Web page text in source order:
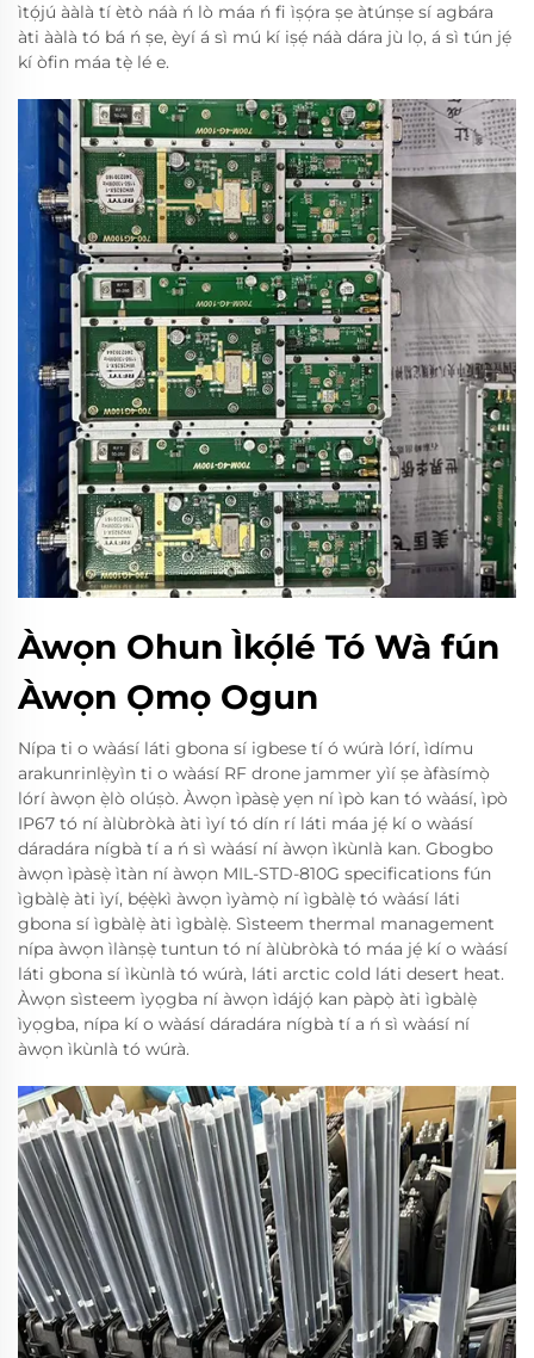
ìtọ́jú ààlà tí ètò náà ń lò máa ń fi ìṣọ́ra ṣe àtúnṣe sí agbára
àti ààlà tó bá ń ṣe, èyí á sì mú kí iṣẹ́ náà dára jù lọ, á sì tún jẹ́
kí òfin máa tẹ̀ lé e.
Àwọn Ohun Ìkọ́lé Tó Wà fún
Àwọn Ọmọ Ogun
Nípa ti o wàásí láti gbona sí igbese tí ó wúrà lórí, ìdímu
arakunrinlẹ̀yìn ti o wàásí RF drone jammer yìí ṣe àfàsímọ̀
lórí àwọn ẹ̀lò olúṣò. Àwọn ìpàsẹ̀ yẹn ní ìpò kan tó wàásí, ìpò
IP67 tó ní àlùbròkà àti ìyí tó dín rí láti máa jẹ́ kí o wàásí
dáradára nígbà tí a ń sì wàásí ní àwọn ìkùnlà kan. Gbogbo
àwọn ìpàsẹ̀ ìtàn ní àwọn MIL-STD-810G specifications fún
ìgbàlẹ̀ àti ìyí, bẹ́ẹ̀kì àwọn ìyàmọ̀ ní ìgbàlẹ̀ tó wàásí láti
gbona sí ìgbàlẹ̀ àti ìgbàlẹ̀. Sìsteem thermal management
nípa àwọn ìlànṣẹ̀ tuntun tó ní àlùbròkà tó máa jẹ́ kí o wàásí
láti gbona sí ìkùnlà tó wúrà, láti arctic cold láti desert heat.
Àwọn sìsteem ìyọgba ní àwọn ìdájọ́ kan pàpọ̀ àti ìgbàlẹ̀
ìyọgba, nípa kí o wàásí dáradára nígbà tí a ń sì wàásí ní
àwọn ìkùnlà tó wúrà.